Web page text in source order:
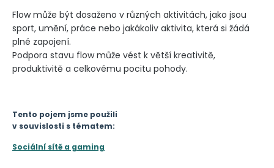
Tento pojem jsme použili
v souvislosti s tématem:
Sociální sítě a gaming
Flow může být dosaženo v různých aktivitách, jako jsou
sport, umění, práce nebo jakákoliv aktivita, která si žádá
plné zapojení.
Podpora stavu flow může vést k větší kreativitě,
produktivitě a celkovému pocitu pohody.